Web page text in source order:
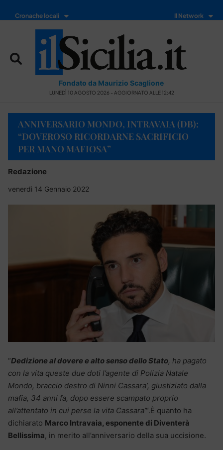
Cronache locali Il Network
Fondato da Maurizio Scaglione
LUNEDÌ 10 AGOSTO 2026 - AGGIORNATO ALLE 12:42
ANNIVERSARIO MONDO, INTRAVAIA (DB):
“DOVEROSO RICORDARNE SACRIFICIO
PER MANO MAFIOSA”
Redazione
venerdì 14 Gennaio 2022
“Dedizione al dovere e alto senso dello Stato, ha pagato
con la vita queste due doti l’agente di Polizia Natale
Mondo, braccio destro di Ninni Cassara’, giustiziato dalla
mafia, 34 anni fa, dopo essere scampato proprio
all’attentato in cui perse la vita Cassara’“.È quanto ha
dichiarato Marco Intravaia, esponente di Diventerà
Bellissima, in merito all’anniversario della sua uccisione.